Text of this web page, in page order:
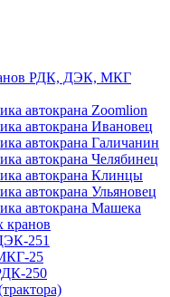
РДК, ДЭК, МКГ
автокрана Zoomlion
автокрана Ивановец
автокрана Галичанин
автокрана Челябинец
автокрана Клинцы
автокрана Ульяновец
автокрана Машека
кранов
251
25
250